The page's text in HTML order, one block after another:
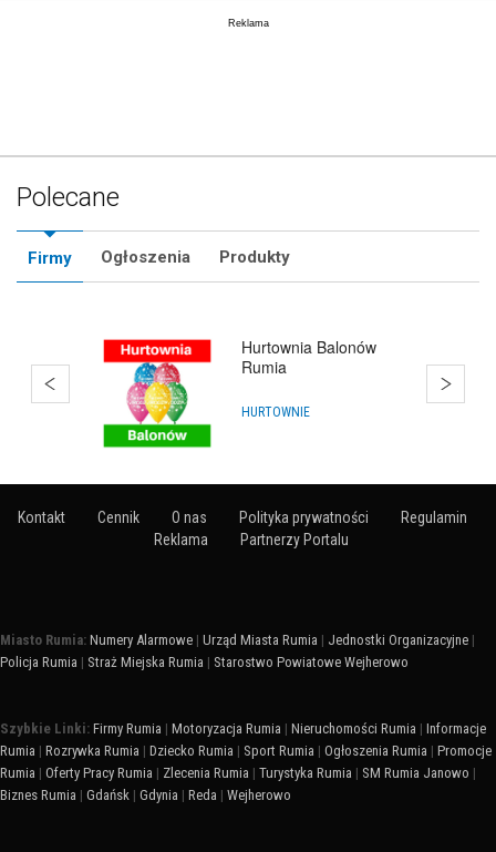
Polecane
Firmy Ogłoszenia Produkty
Balony Gdynia Obłuże
IMPREZY, WYDARZENIA
Kontakt Cennik O nas Polityka prywatności
Regulamin
Reklama
Partnerzy Portalu
Miasto Rumia: Numery Alarmowe | Urząd Miasta Rumia | Jednostki Organizacyjne |
Policja Rumia | Straż Miejska Rumia | Starostwo Powiatowe Wejherowo
Szybkie Linki: Firmy Rumia | Motoryzacja Rumia | Nieruchomości Rumia | Informacje
Rumia | Rozrywka Rumia | Dziecko Rumia | Sport Rumia | Ogłoszenia Rumia | Promocje
Rumia | Oferty Pracy Rumia | Zlecenia Rumia | Turystyka Rumia | SM Rumia Janowo |
Biznes Rumia | Gdańsk | Gdynia | Reda | Wejherowo